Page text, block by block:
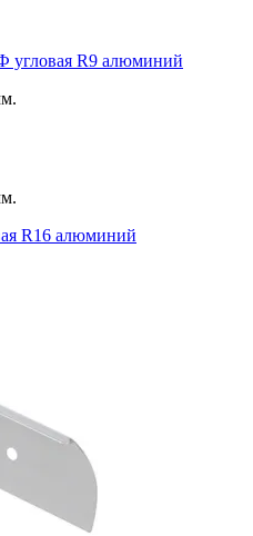
угловая R9 алюминий
R16 алюминий